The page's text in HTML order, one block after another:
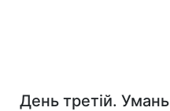
День третій. Умань